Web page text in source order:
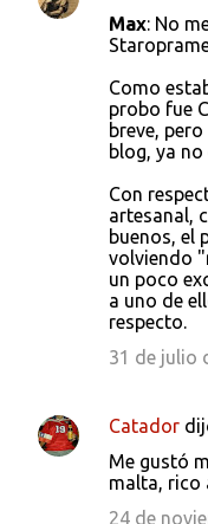
Max: No
Como
probo fue
breve,
blog, ya
Con
artesanal,
buenos, el
volviendo
un poco
a uno de
respecto.
31 de julio
Catador
Me gustó
malta, rico
24 de